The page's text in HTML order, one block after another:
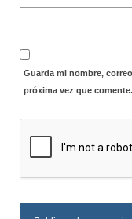
Guarda mi nombre,
próxima vez que comente.